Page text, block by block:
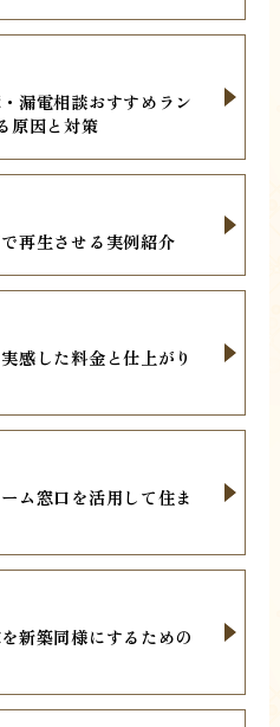
漏電相談おすすめラン
原因と対策
再生させる実例紹介
感した料金と仕上がり
ム窓口を活用して住ま
新築同様にするための